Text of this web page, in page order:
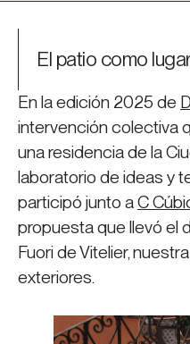
El patio como
En la edición 2025 de
intervención colectiva
una residencia de la
laboratorio de ideas y
participó junto aC
propuesta que llevó el
Fuori de Vitelier,
exteriores.